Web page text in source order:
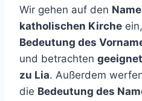
Wir gehen auf den
katholischen Kirche
Bedeutung des
und betrachten
zu Lia. Außerdem
die Bedeutung des